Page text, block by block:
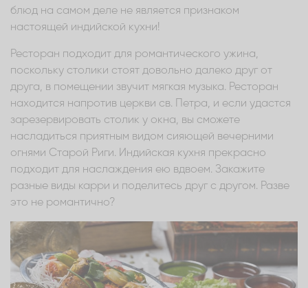
блюд на самом деле не является признаком
настоящей индийской кухни!
Ресторан подходит для романтического ужина,
поскольку столики стоят довольно далеко друг от
друга, в помещении звучит мягкая музыка. Ресторан
находится напротив церкви св. Петра, и если удастся
зарезервировать столик у окна, вы сможете
насладиться приятным видом сияющей вечерними
огнями Старой Риги. Индийская кухня прекрасно
подходит для наслаждения ею вдвоем. Закажите
разные виды карри и поделитесь друг с другом. Разве
это не романтично?